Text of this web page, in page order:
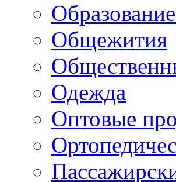
Общежития
Одежда
Оптовые